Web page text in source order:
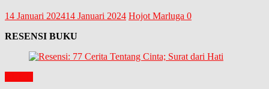
14 Januari 202414 Januari 2024 Hojot Marluga 0
RESENSI BUKU